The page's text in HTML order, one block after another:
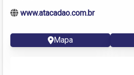
www.atacadao.com.br
Mapa